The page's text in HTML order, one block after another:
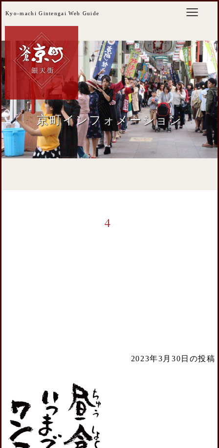
Kyo-machi Gintengai Web Guide
京町インフォメーション
4
2023年3月30日の投稿